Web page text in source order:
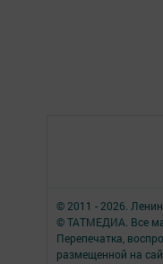
© 2011 - 2026.
© ТАТМЕДИА. Все
Перепечатка,
размещенной на